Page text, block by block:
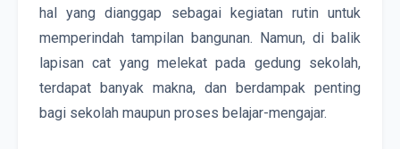
hal yang dianggap sebagai kegiatan rutin untuk
memperindah tampilan bangunan. Namun, di balik
lapisan cat yang melekat pada gedung sekolah,
terdapat banyak makna, dan berdampak penting
bagi sekolah maupun proses belajar-mengajar.